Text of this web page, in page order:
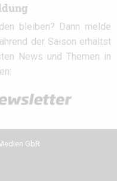
bleiben? Dann melde
der Saison erhältst
News und Themen in
GbR